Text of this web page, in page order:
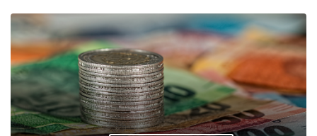
евакуації
новини